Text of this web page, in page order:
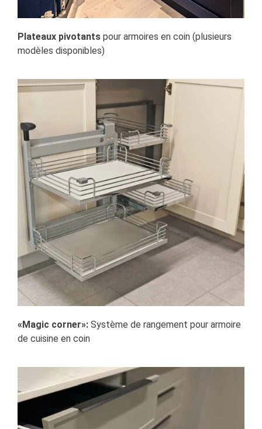
Plateaux pivotants pour armoires en coin (plusieurs
modèles disponibles)
«Magic corner»: Système de rangement pour armoire
de cuisine en coin